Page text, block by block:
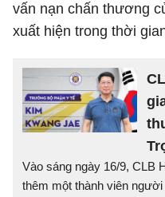
vấn nạn chấn thương
xuất hiện trong thời
Vào sáng ngày 16/9, CLB
thêm một thành viên